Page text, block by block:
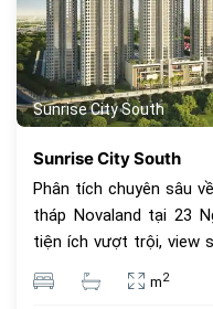
Sunrise City South
Sunrise City South
Phân tích chuyên sâu
tháp Novaland tại 23
tiện ích vượt trội, view
an cư lý tưởng.
m2